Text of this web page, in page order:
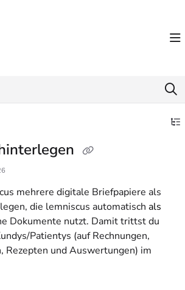
index at:
pages before exploring further.
mehrere digitale Briefpapiere als
die lemniscus automatisch als
Dokumente nutzt. Damit trittst du
Patientys (auf Rechnungen,
Rezepten und Auswertungen) im